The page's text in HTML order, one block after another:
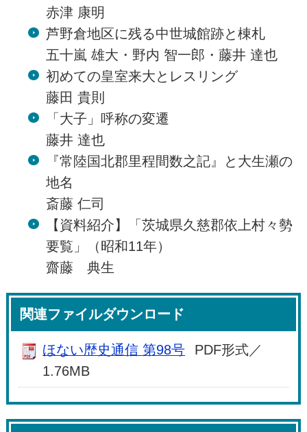
赤津 康明
芦野倉地区に残る中世城館跡と棟札
五十嵐 雄大・野内 智一郎・藤井 達也
初めての皇室来大とレスリング
藤田 貴則
「大子」呼称の変遷
藤井 達也
『常陸国北郡里程間数之記』と大生瀬の
地名
斎藤 仁司
【資料紹介】「茨城県久慈郡依上村々勢
要覧」（昭和11年）
齋藤 典生
関連ファイルダウンロード
ほない歴史通信 第98号
PDF形式／
1.76MB